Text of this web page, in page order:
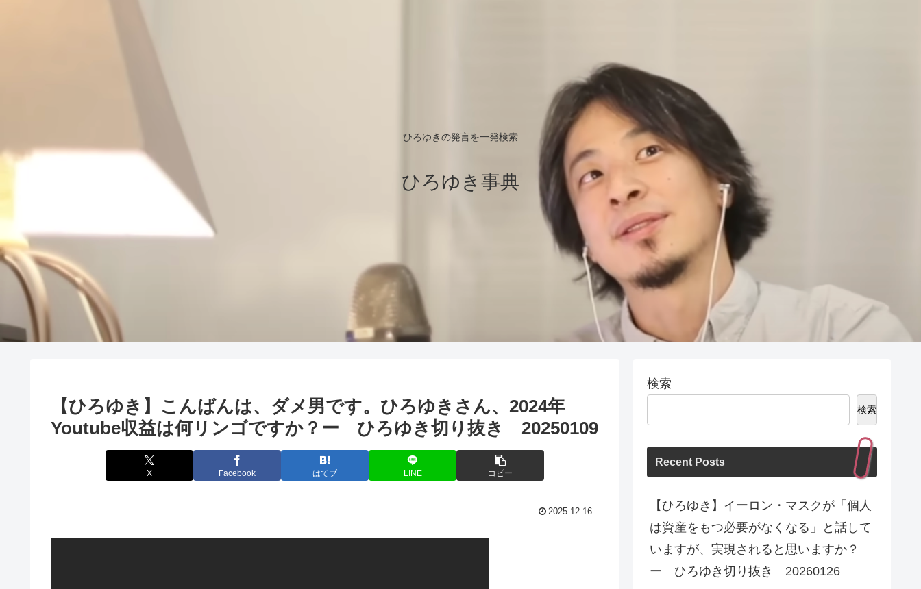
ひろゆきの発言を一発検索
ひろゆき事典
【ひろゆき】こんばんは、ダメ男です。ひろゆきさん、2024年
Youtube収益は何リンゴですか？ー ひろゆき切り抜き 20250109
X Facebook はてブ LINE コピー
2025.12.16
検索
検索
Recent Posts
【ひろゆき】イーロン・マスクが「個人
は資産をもつ必要がなくなる」と話して
いますが、実現されると思いますか？
ー ひろゆき切り抜き 20260126